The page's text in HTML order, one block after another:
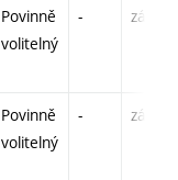
Povinně
volitelný
- zá
Povinně
volitelný
- zá